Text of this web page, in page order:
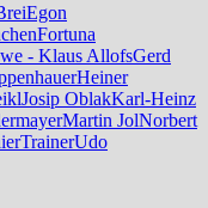
Egon
Fortuna
- Klaus AllofsGerd
Heiner
Josip OblakKarl-Heinz
Martin JolNorbert
TrainerUdo